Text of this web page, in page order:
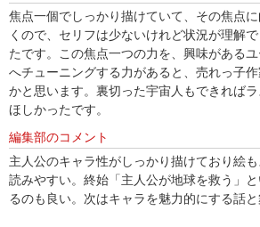
焦点一個でしっかり描けていて、その焦点
くので、セリフは少ないけれど状況が理解
たです。この焦点一つの力を、興味がある
へチューニングする力があると、売れっ子
かと思います。裏切った宇宙人もできれば
ほしかったです。
編集部のコメント
主人公のキャラ性がしっかり描けており絵
読みやすい。終始「主人公が地球を救う」
るのも良い。次はキャラを魅力的にする話と